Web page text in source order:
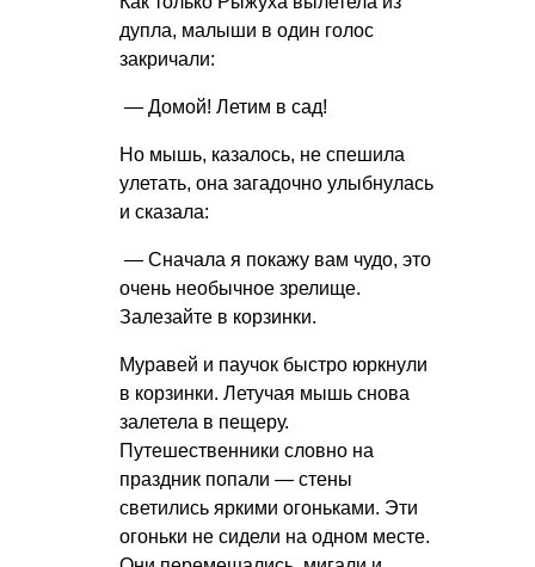
дупла, малыши в один голос
закричали:
— Домой! Летим в сад!
Но мышь, казалось, не спешила
улетать, она загадочно улыбнулась
и сказала:
— Сначала я покажу вам чудо, это
очень необычное зрелище.
Залезайте в корзинки.
Муравей и паучок быстро юркнули
в корзинки. Летучая мышь снова
залетела в пещеру.
Путешественники словно на
праздник попали — стены
светились яркими огоньками. Эти
огоньки не сидели на одном месте.